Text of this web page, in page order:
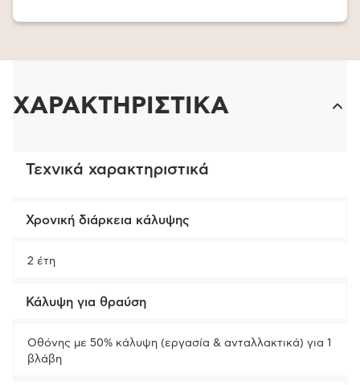
ΧΑΡΑΚΤΗΡΙΣΤΙΚΑ
Τεχνικά χαρακτηριστικά
Χρονική διάρκεια κάλυψης
2 έτη
Κάλυψη για θραύση
Οθόνης με 50% κάλυψη (εργασία & ανταλλακτικά) για 1
βλάβη